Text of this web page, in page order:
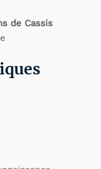
de Cassis